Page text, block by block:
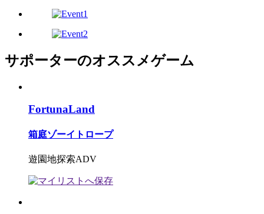
サポーターのオススメゲーム
FortunaLand
箱庭ゾーイトロープ
遊園地探索ADV